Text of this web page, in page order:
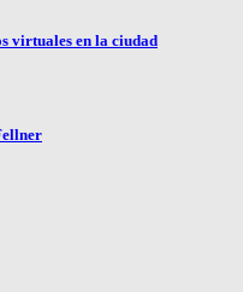
virtuales en la ciudad